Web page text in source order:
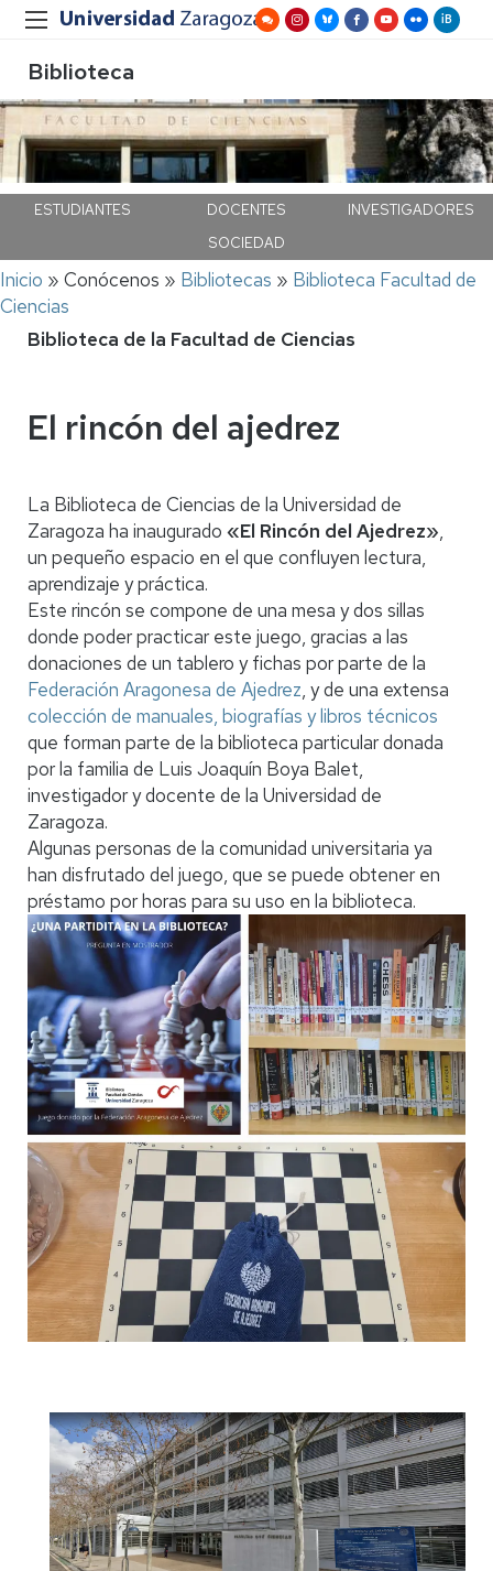
Biblioteca
ESTUDIANTES DOCENTES
INVESTIGADORES
SOCIEDAD
Ruta
de
navegación
Inicio Conócenos Bibliotecas
Biblioteca Facultad de
Ciencias
Biblioteca de la Facultad de Ciencias
El rincón del ajedrez
La Biblioteca de Ciencias de la Universidad de
Zaragoza ha inaugurado «El Rincón del Ajedrez»,
un pequeño espacio en el que confluyen lectura,
aprendizaje y práctica.
Este rincón se compone de una mesa y dos sillas
donde poder practicar este juego, gracias a las
donaciones de un tablero y fichas por parte de la
Federación Aragonesa de Ajedrez, y de una extensa
colección de manuales, biografías y libros técnicos
que forman parte de la biblioteca particular donada
por la familia de Luis Joaquín Boya Balet,
investigador y docente de la Universidad de
Zaragoza.
Algunas personas de la comunidad universitaria ya
han disfrutado del juego, que se puede obtener en
préstamo por horas para su uso en la biblioteca.